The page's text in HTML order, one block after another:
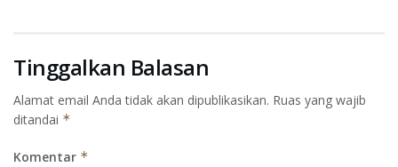
Tinggalkan Balasan
Alamat email Anda tidak akan dipublikasikan. Ruas yang wajib
ditandai *
Komentar *